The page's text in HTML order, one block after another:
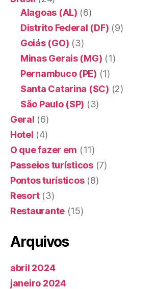
Alagoas (AL) (6)
Distrito Federal (DF) (9)
Goiás (GO) (3)
Minas Gerais (MG) (1)
Pernambuco (PE) (1)
Santa Catarina (SC) (2)
São Paulo (SP) (3)
Geral (6)
Hotel (4)
O que fazer em (11)
Passeios turísticos(7)
Pontos turísticos(8)
Resort(3)
Restaurante (15)
Arquivos
abril 2024
janeiro 2024